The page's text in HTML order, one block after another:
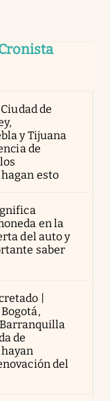
de
y Tijuana
de
esto
en la
del auto y
saber
|
de
del